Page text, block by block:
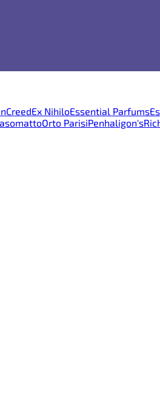
CreedEx NihiloEssential Parfums
Orto ParisiPenhaligon's